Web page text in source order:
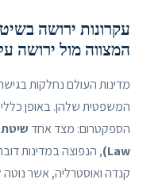
עקרונות ירושה
המצווה מול ירושה
מדינות העולם נחלקות
המשפטית שלהן. באופן
הספקטרום: מצד אחד
Law) , הנפוצה במדינות
קנדה ואוסטרליה, אשר נוטה